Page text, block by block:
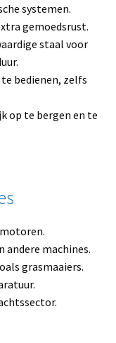
systemen.
gemoedsrust.
staal voor
bedienen, zelfs
op te bergen en te
andere machines.
grasmaaiers.